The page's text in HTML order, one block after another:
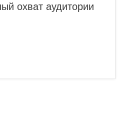
охват аудитории